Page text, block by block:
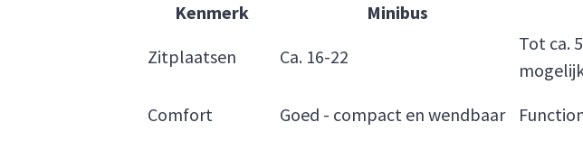
Kenmerk
Minibus
Zitplaatsen
Ca. 16-22
Tot ca.
Comfort Goed - compact en wendbaar